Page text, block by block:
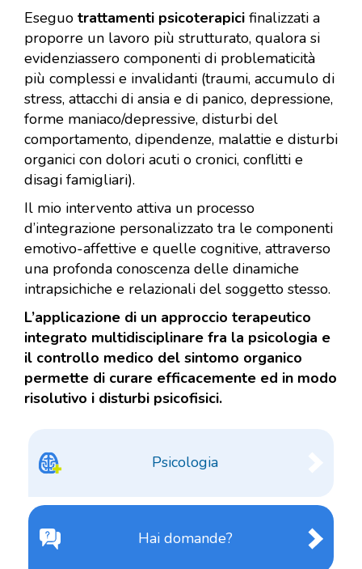
Eseguo trattamenti psicoterapici finalizzati a
proporre un lavoro più strutturato, qualora si
evidenziassero componenti di problematicità
più complessi e invalidanti (traumi, accumulo di
stress, attacchi di ansia e di panico, depressione,
forme maniaco/depressive, disturbi del
comportamento, dipendenze, malattie e disturbi
organici con dolori acuti o cronici, conflitti e
disagi famigliari).
Il mio intervento attiva un processo
d’integrazione personalizzato tra le componenti
emotivo-affettive e quelle cognitive, attraverso
una profonda conoscenza delle dinamiche
intrapsichiche e relazionali del soggetto stesso.
L’applicazione di un approccio terapeutico
integrato multidisciplinare fra la psicologia e
il controllo medico del sintomo organico
permette di curare efficacemente ed in modo
risolutivo i disturbi psicofisici.
Psicologia
Hai domande?